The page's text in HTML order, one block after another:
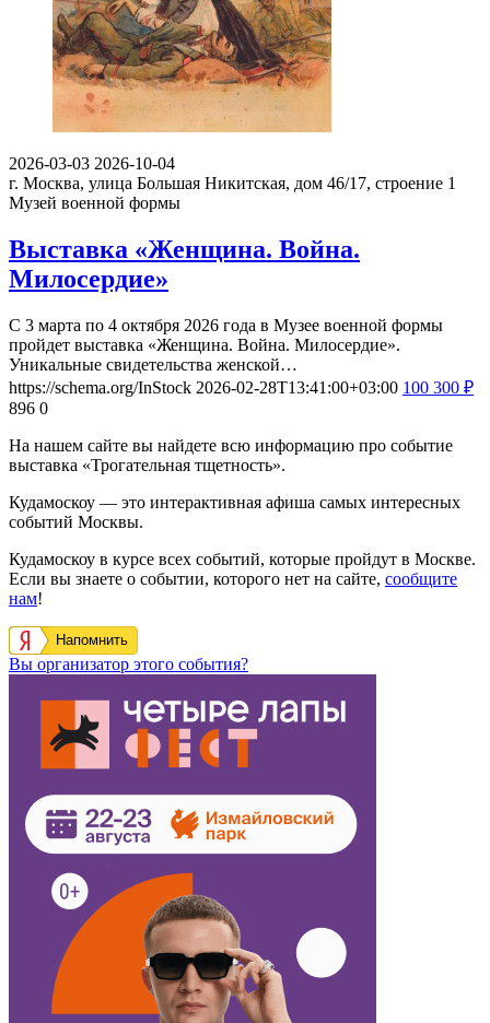
2026-03-03 2026-10-04
г. Москва, улица Большая Никитская, дом 46/17, строение 1
Музей военной формы
Выставка «Женщина. Война.
Милосердие»
С 3 марта по 4 октября 2026 года в Музее военной формы
пройдет выставка «Женщина. Война. Милосердие».
Уникальные свидетельства женской…
https://schema.org/InStock 2026-02-28T13:41:00+03:00 100 300 ₽
896 0
На нашем сайте вы найдете всю информацию про событие
выставка «Трогательная тщетность».
Кудамоскоу — это интерактивная афиша самых интересных
событий Москвы.
Кудамоскоу в курсе всех событий, которые пройдут в Москве.
Если вы знаете о событии, которого нет на сайте, сообщите
нам!
Напомнить
Вы организатор этого события?